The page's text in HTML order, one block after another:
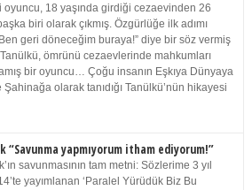
oyuncu, 18 yaşında girdiği cezaevinden 26
biri olarak çıkmış. Özgürlüğe ilk adımı
geri döneceğim buraya!” diye bir söz vermiş
ömrünü cezaevlerinde mahkumları
bir oyuncu… Çoğu insanın Eşkıya Dünyaya
olarak tanıdığı Tanülkü’nün hikayesi
“Savunma yapmıyorum itham ediyorum!”
savunmasının tam metni: Sözlerime 3 yıl
yayımlanan ‘Paralel Yürüdük Biz Bu